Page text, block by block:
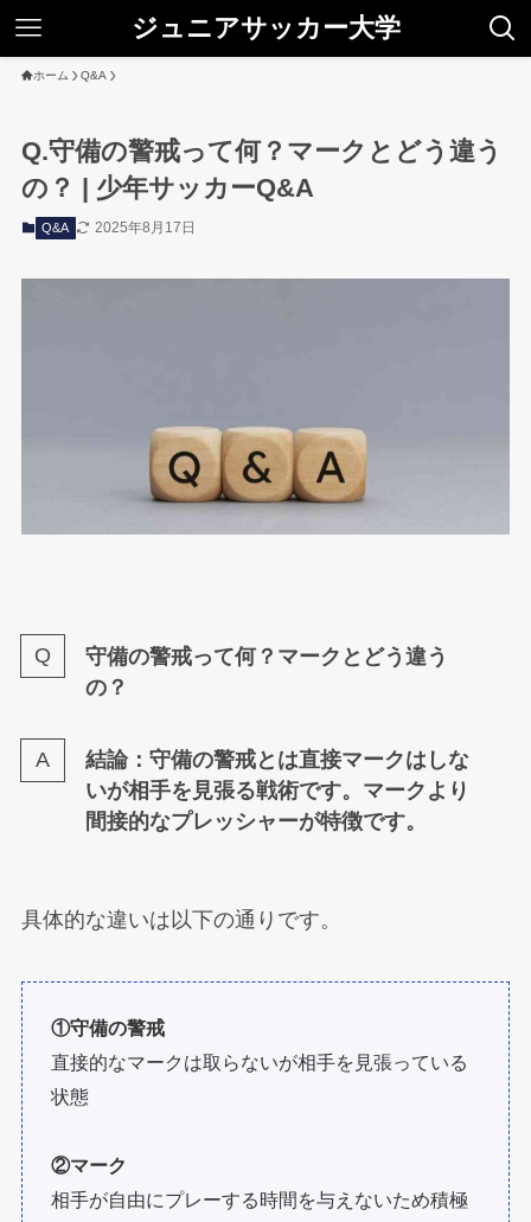
ジュニアサッカー大学
ホーム Q&A
Q.守備の警戒って何？マークとどう違う
の？ | 少年サッカーQ&A
Q&A 2025年8月17日
守備の警戒って何？マークとどう違う
の？
結論：守備の警戒とは直接マークはしな
いが相手を見張る戦術です。マークより
間接的なプレッシャーが特徴です。
具体的な違いは以下の通りです。
①守備の警戒
直接的なマークは取らないが相手を見張っている
状態
②マーク
相手が自由にプレーする時間を与えないため積極